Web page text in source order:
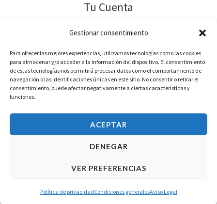
Gestionar consentimiento
Para ofrecer las mejores experiencias, utilizamos tecnologías como las cookies
para almacenar y/o acceder a la información del dispositivo. El consentimiento
de estas tecnologías nos permitirá procesar datos como el comportamiento de
navegación o las identificaciones únicas en este sitio. No consentir o retirar el
consentimiento, puede afectar negativamente a ciertas características y
funciones.
ACEPTAR
DENEGAR
VER PREFERENCIAS
Política de privacidadCondiciones generalesAviso Legal
Tu Cuenta
Pedidos
Métodos de pago
Detalles de la cuenta
Contraseña perdida